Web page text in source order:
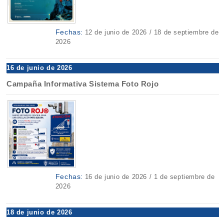
Fechas: 12 de junio de 2026 / 18 de septiembre de
2026
16 de junio de 2026
Campaña Informativa Sistema Foto Rojo
Fechas: 16 de junio de 2026 / 1 de septiembre de
2026
18 de junio de 2026